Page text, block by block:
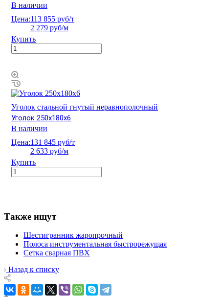
В наличии
Цена:113 855 руб/т
2 279 руб/м
Купить
Уголок стальной гнутый неравнополочный
Уголок 250х180х6
В наличии
Цена:131 845 руб/т
2 633 руб/м
Купить
Также ищут
Шестигранник жаропрочный
Полоса инструментальная быстрорежущая
Сетка сварная ПВХ
Назад к списку